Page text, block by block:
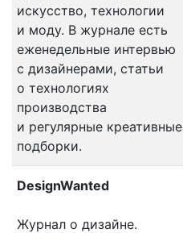
искусство, технологии
и моду. В журнале есть
еженедельные интервью
с дизайнерами, статьи
о технологиях
производства
и регулярные креативные
подборки.
DesignWanted
Журнал о дизайне.